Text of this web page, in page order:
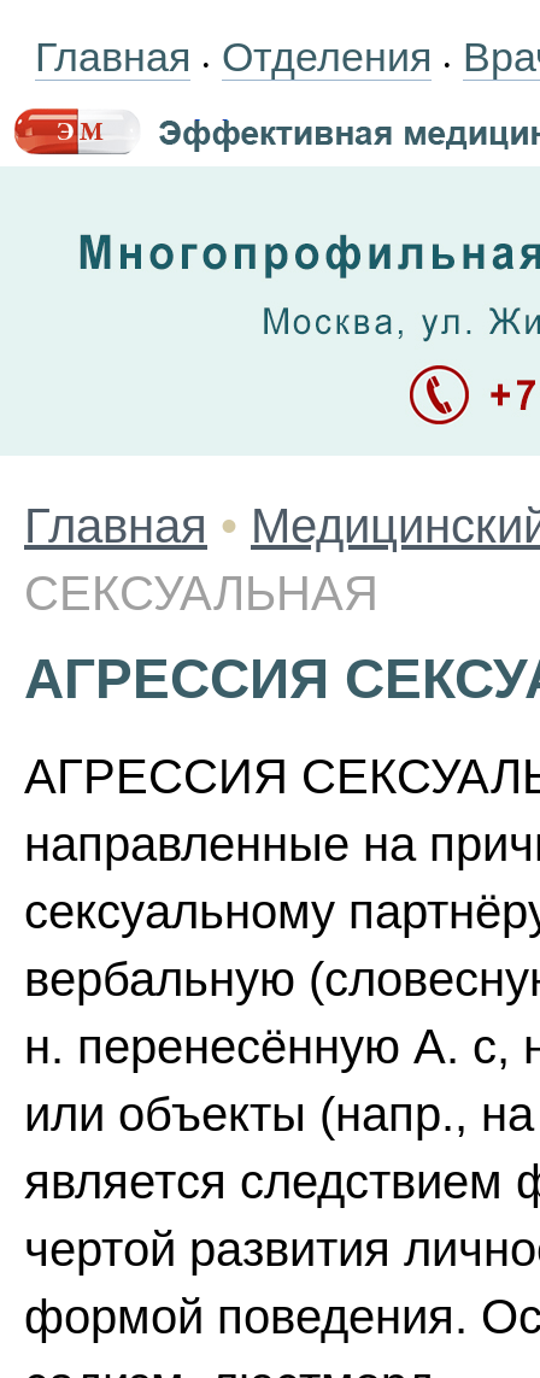
Главная • Отделения •
Главная •
СЕКСУАЛЬНАЯ
АГРЕССИЯ
АГРЕССИЯ
направленные на
сексуальному
вербальную
н. перенесённую А. с,
или объекты (напр.,
является следствием
чертой развития
формой поведения.